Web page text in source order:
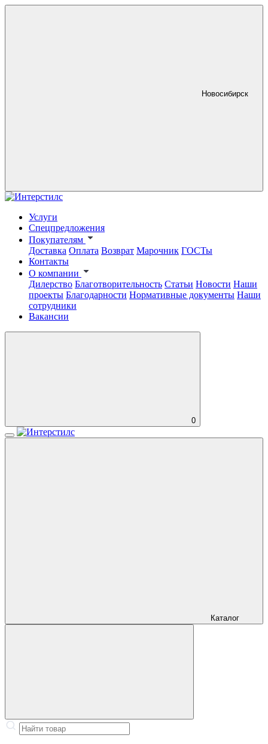
Новосибирск
Услуги
Спецпредложения
Покупателям
Доставка Оплата Возврат Марочник ГОСТы
Контакты
О компании
Дилерство Благотворительность Статьи Новости Наши
проекты Благодарности Нормативные документы Наши
сотрудники
Вакансии
0
Каталог